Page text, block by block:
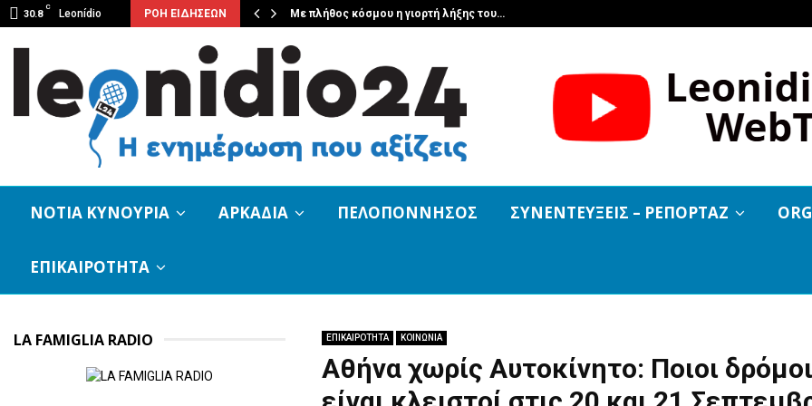
30.8
C
Leonídio ΡΟΗ ΕΙΔΗΣΕΩΝ
επέστρεψε ξανά… Με πλήθος κόσμου η γιορτή λήξης του…
ΝΟΤΙΑ ΚΥΝΟΥΡΙΑ ΑΡΚΑΔΙΑ ΠΕΛΟΠΟΝΝΗΣΟΣ ΣΥΝΕΝΤΕΥΞΕΙΣ – ΡΕΠΟΡΤΑΖ
ΕΠΙΚΑΙΡΟΤΗΤΑ
ΕΠΙΚΑΙΡΟΤΗΤΑ ΚΟΙΝΩΝΙΑ
Αθήνα χωρίς Αυτοκίνητο: Ποιοι
LA FAMIGLIA RADIO